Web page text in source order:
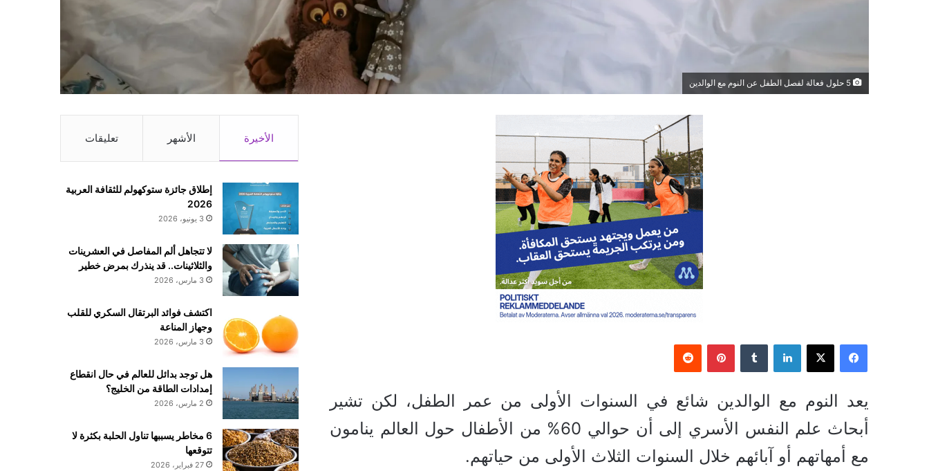
فيسبوك لينكدإن بينتيريست
يعد النوم مع الوالدين شائع في السنوات الأولى من عمر الطفل، لكن تشير
أبحاث علم النفس الأسري إلى أن حوالي 60% من الأطفال حول العالم ينامون
مع أمهاتهم أو آبائهم خلال السنوات الثلاث الأولى من حياتهم.
الأخيرة الأشهر تعليقات
إطلاق جائزة ستوكهولم للثقافة العربية
2026
3 يونيو، 2026
لا تتجاهل ألم المفاصل في العشرينات
والثلاثينات.. قد ينذرك بمرض خطير
3 مارس، 2026
اكتشف فوائد البرتقال السكري للقلب
وجهاز المناعة
3 مارس، 2026
هل توجد بدائل للعالم في حال انقطاع
إمدادات الطاقة من الخليج؟
2 مارس، 2026
6 مخاطر يسببها تناول الحلبة بكثرة لا
تتوقعها
27 فبراير، 2026